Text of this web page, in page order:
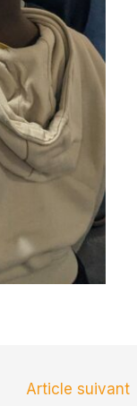
Article suivant